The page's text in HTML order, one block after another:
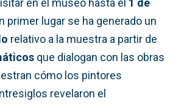
en el museo hasta el 1 de
primer lugar se ha generado un
relativo a la muestra a partir de
que dialogan con las obras
cómo los pintores
revelaron el